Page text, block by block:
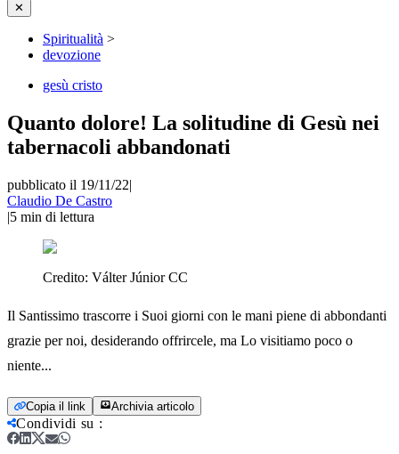
✕
Spiritualità >
devozione
gesù cristo
Quanto dolore! La solitudine di Gesù nei
tabernacoli abbandonati
pubblicato il 19/11/22|
Claudio De Castro
|5 min di lettura
Credito: Válter Júnior CC
Il Santissimo trascorre i Suoi giorni con le mani piene di abbondanti
grazie per noi, desiderando offrircele, ma Lo visitiamo poco o
niente...
Copia il link Archivia articolo
Condividi su :